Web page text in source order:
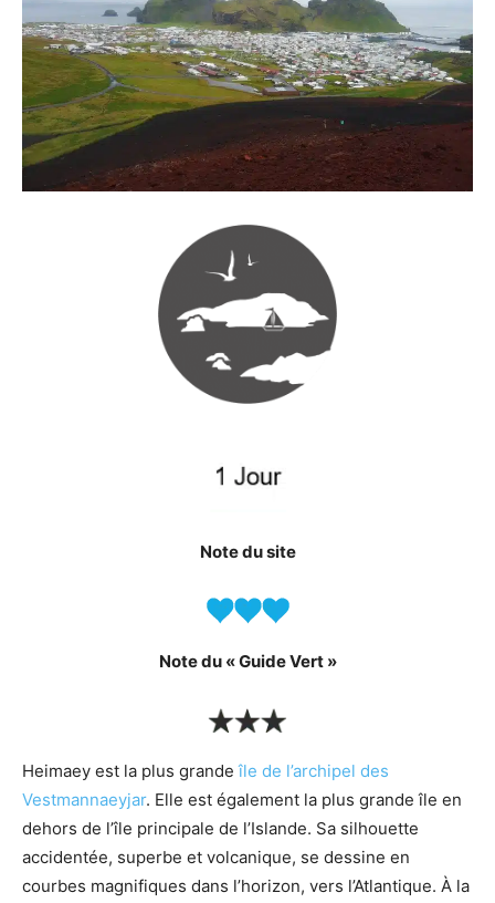
Note du site
Note du « Guide Vert »
Heimaey est la plus grandeîle de l’archipel des
Vestmannaeyjar. Elle est également la plus grande île en
dehors de l’île principale de l’Islande. Sa silhouette
accidentée, superbe et volcanique, se dessine en
courbes magnifiques dans l’horizon, vers l’Atlantique. À la